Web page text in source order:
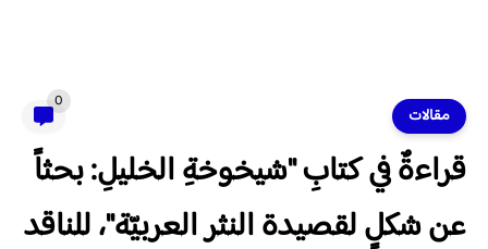
مقالات
0
قراءةٌ في كتابِ "شيخوخةِ الخليلِ: بحثاً
عن شكلٍ لقصيدة النثر العربيّة"، للناقد